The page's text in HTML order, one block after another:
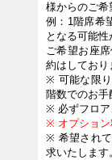
様からのご希
例： 1階席希
となる可能
ご希望お座
約はしており
※ 可能な限
階数でのお
※ 必ずフロ
※ オプショ
※ 希望され
求いたします